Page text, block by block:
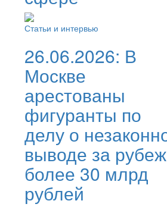
Статьи и интервью
26.06.2026: В
Москве
арестованы
фигуранты по
делу о
выводе за рубеж
более 30 млрд
рублей